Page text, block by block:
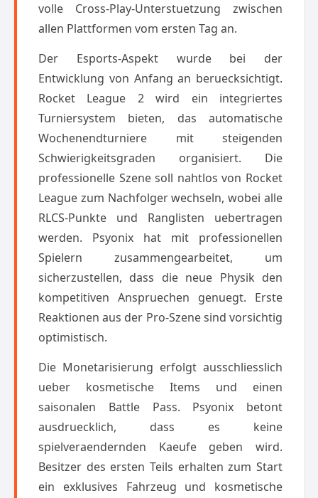
volle Cross-Play-Unterstuetzung zwischen
allen Plattformen vom ersten Tag an.
Der Esports-Aspekt wurde bei der
Entwicklung von Anfang an beruecksichtigt.
Rocket League 2 wird ein integriertes
Turniersystem bieten, das automatische
Wochenendturniere mit steigenden
Schwierigkeitsgraden organisiert. Die
professionelle Szene soll nahtlos von Rocket
League zum Nachfolger wechseln, wobei alle
RLCS-Punkte und Ranglisten uebertragen
werden. Psyonix hat mit professionellen
Spielern zusammengearbeitet, um
sicherzustellen, dass die neue Physik den
kompetitiven Anspruechen genuegt. Erste
Reaktionen aus der Pro-Szene sind vorsichtig
optimistisch.
Die Monetarisierung erfolgt ausschliesslich
ueber kosmetische Items und einen
saisonalen Battle Pass. Psyonix betont
ausdruecklich, dass es keine
spielveraendernden Kaeufe geben wird.
Besitzer des ersten Teils erhalten zum Start
ein exklusives Fahrzeug und kosmetische